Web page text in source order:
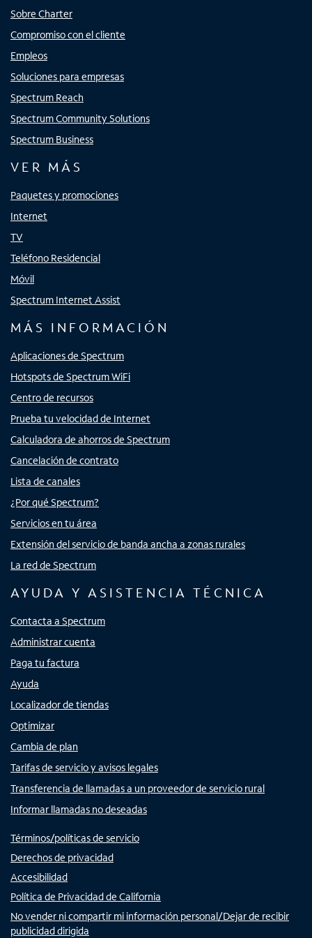
Sobre Charter
Compromiso con el cliente
Empleos
Soluciones para empresas
Spectrum Reach
Spectrum Community Solutions
Spectrum Business
VER MÁS
Paquetes y promociones
Internet
TV
Teléfono Residencial
Móvil
Spectrum Internet Assist
MÁS INFORMACIÓN
Aplicaciones de Spectrum
Hotspots de Spectrum WiFi
Centro de recursos
Prueba tu velocidad de Internet
Calculadora de ahorros de Spectrum
Cancelación de contrato
Lista de canales
¿Por qué Spectrum?
Servicios en tu área
Extensión del servicio de banda ancha a zonas rurales
La red de Spectrum
AYUDA Y ASISTENCIA TÉCNICA
Contacta a Spectrum
Administrar cuenta
Paga tu factura
Ayuda
Localizador de tiendas
Optimizar
Cambia de plan
Tarifas de servicio y avisos legales
Transferencia de llamadas a un proveedor de servicio rural
Informar llamadas no deseadas
Términos/políticas de servicio
Derechos de privacidad
Accesibilidad
Política de Privacidad de California
No vender ni compartir mi información personal/Dejar de recibir
publicidad dirigida